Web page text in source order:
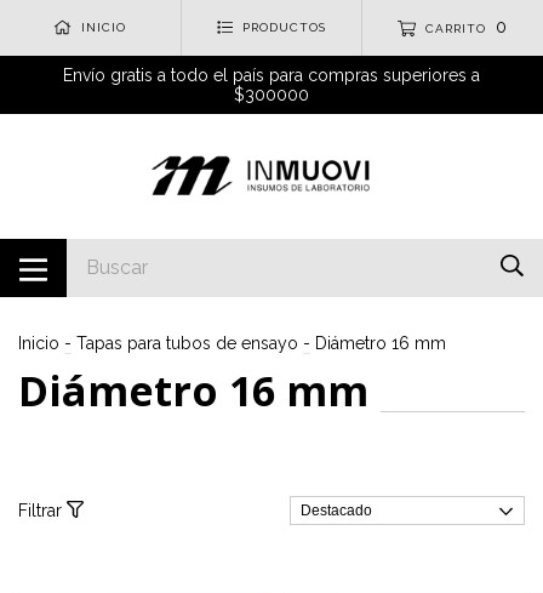
INICIO PRODUCTOS CARRITO 0
Envío gratis a todo el país para compras superiores a
$300000
Inicio - Tapas para tubos de ensayo - Diámetro 16 mm
Diámetro 16 mm
Filtrar